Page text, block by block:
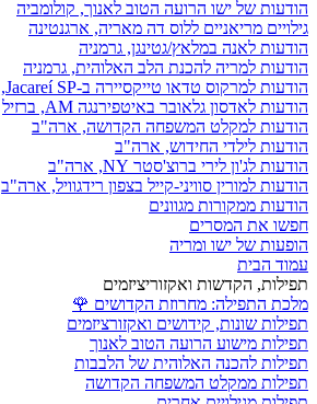
הודעות של ישו הרועה הטוב לאנוך, קולומביה
גילויים מריאניים ללוס דה מאריה, ארגנטינה
הודעות לאנה במלאץ/גטינגן, גרמניה
הודעות למריה להכנת הלב האלוהית, גרמניה
הודעות למרקוס טדאו טייקסיירה ב-Jacareí SP, ברזיל
הודעות לאדסון גלאובר באיטפירנגה AM, ברזיל
הודעות למקלט המשפחה הקדושה, ארה"ב
הודעות לילדי החידוש, ארה"ב
הודעות לג'ון לירי ברוצ'סטר NY, ארה"ב
הודעות למורין סוויני-קייל בצפון רידגוויל, ארה"ב
הודעות ממקורות מגוונים
חפשו את המסרים
הופעות של ישו ומריה
עמוד הבית
תפילות, הקדשות ואקזוריציזמים
מלכת התפילה: מחרוזת הקדושים 🌹
תפילות שונות, קידושים ואקזורציזמים
תפילות מישוע הרועה הטוב לאנוך
תפילות להכנה האלוהית של הלבבות
תפילות ממקלט המשפחה הקדושה